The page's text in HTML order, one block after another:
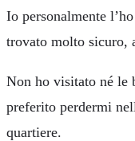
Io personalmente
trovato molto sicuro,
Non ho visitato né le
preferito perdermi
quartiere.